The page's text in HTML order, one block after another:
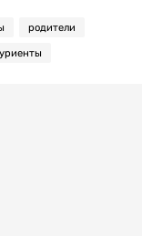
родители